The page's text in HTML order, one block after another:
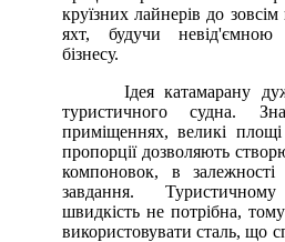
круїзних лайнерів до зовсім
яхт, будучи
бізнесу.
Ідея катамарану
туристичного судна.
приміщеннях, великі
пропорції дозволяють
компоновок, в залежності
завдання.
швидкість не потрібна,
використовувати сталь, що